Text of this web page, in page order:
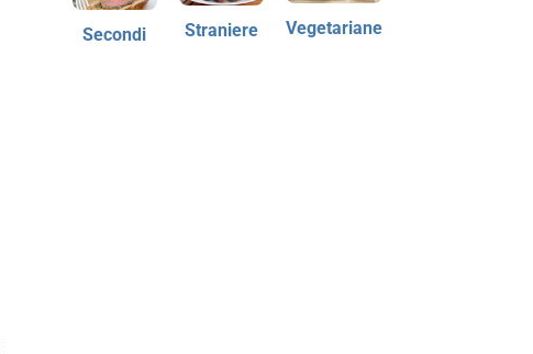
Secondi Straniere Vegetariane